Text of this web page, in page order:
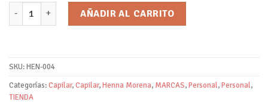
Aceite Capilar Almendras con Mirra/Henna Morena cantidad
AÑADIR AL CARRITO
SKU:HEN-004
Categorías:Capilar,Capilar,Henna Morena, MARCAS,Personal,Personal,
TIENDA